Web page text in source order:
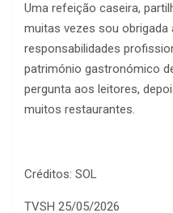
Uma refeição caseira,
muitas vezes sou obrigada
responsabilidades
património gastronómico
pergunta aos leitores,
muitos restaurantes.
Créditos: SOL
TVSH 25/05/2026